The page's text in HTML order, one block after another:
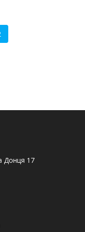
Донця 17